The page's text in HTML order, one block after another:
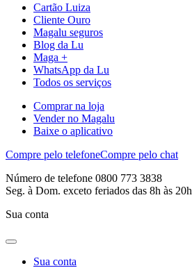
Cartão Luiza
Cliente Ouro
Magalu seguros
Blog da Lu
Maga +
WhatsApp da Lu
Todos os serviços
Comprar na loja
Vender no Magalu
Baixe o aplicativo
Compre pelo telefoneCompre pelo chat
Número de telefone 0800 773 3838
Seg. à Dom. exceto feriados das 8h às 20h
Sua conta
Sua conta